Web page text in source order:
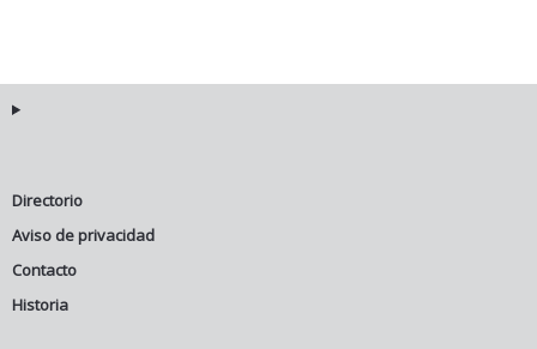
Directorio
Aviso de privacidad
Contacto
Historia